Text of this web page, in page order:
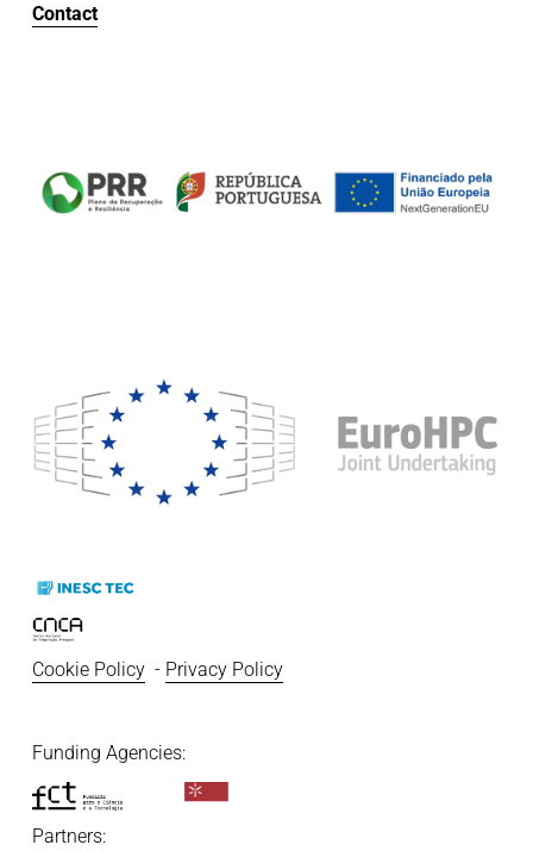
Contact
Cookie Policy
  -
Privacy Policy
Funding Agencies:
Partners: